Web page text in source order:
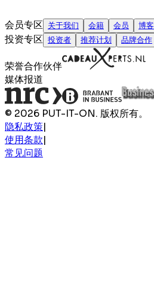
会员专区 关于我们 会籍 会员 博客
投资专区 投资者 推荐计划 品牌合作
荣誉合作伙伴
媒体报道
© 2026 PUT-IT-ON. 版权所有。
隐私政策|
使用条款|
常见问题